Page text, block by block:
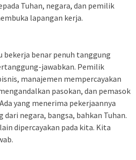
Tuhan, negara, dan pemilik
lapangan kerja.
bekerja benar penuh tanggung
jawabkan. Pemilik
manajemen mempercayakan
pasokan, dan pemasok
yang menerima pekerjaannya
dari negara, bangsa, bahkan Tuhan.
dipercayakan pada kita. Kita